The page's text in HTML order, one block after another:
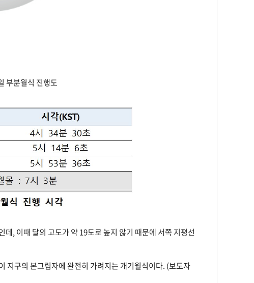
부분월식 진행도
, 이때 달의 고도가 약 19도로 높지 않기 때문에 서쪽 지평선
지구의 본그림자에 완전히 가려지는 개기월식이다. (보도자